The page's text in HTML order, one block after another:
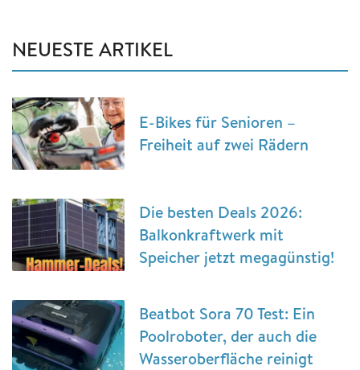
NEUESTE ARTIKEL
E-Bikes für Senioren –
Freiheit auf zwei Rädern
Die besten Deals 2026:
Balkonkraftwerk mit
Speicher jetzt megagünstig!
Beatbot Sora 70 Test: Ein
Poolroboter, der auch die
Wasseroberfläche reinigt